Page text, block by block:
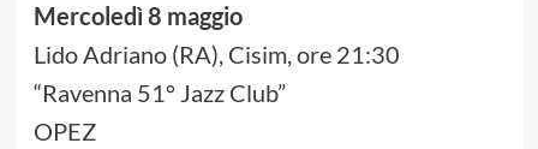
Mercoledì 8 maggio
Lido Adriano (RA), Cisim, ore 21:30
“Ravenna 51° Jazz Club”
OPEZ